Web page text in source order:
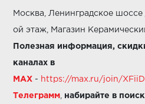
Москва, Ленинградское
ой этаж, Магазин
Полезная информация,
каналах в
MAX - https://max.ru/join/
Телеграмм набирайте в